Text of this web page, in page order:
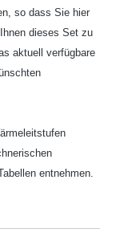
so dass Sie hier
dieses Set zu
aktuell verfügbare
entnehmen.